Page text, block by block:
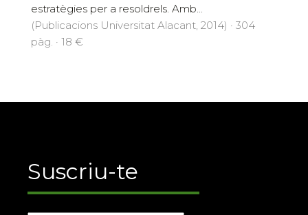
estratègies per a resoldrels. Amb...
(Publicacions Universitat Alacant, 2014) · 304
pàg. · 18 €
Suscriu-te